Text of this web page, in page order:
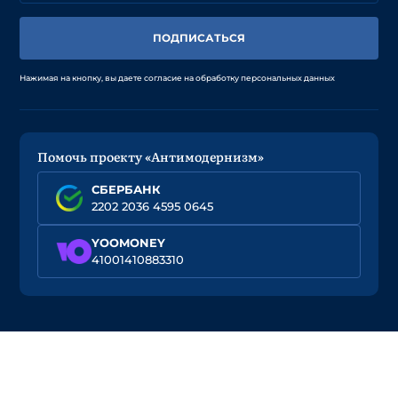
ПОДПИСАТЬСЯ
Нажимая на кнопку, вы даете согласие на обработку персональных данных
Помочь проекту «Антимодернизм»
СБЕРБАНК
2202 2036 4595 0645
YOOMONEY
41001410883310